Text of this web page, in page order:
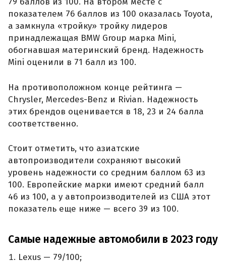
показателем 76 баллов из 100 оказалась Toyota,
а замкнула «тройку» тройку лидеров
принадлежащая BMW Group марка Mini,
обогнавшая материнский бренд. Надежность
Mini оценили в 71 балл из 100.
На противоположном конце рейтинга —
Chrysler, Mercedes-Benz и Rivian. Надежность
этих брендов оценивается в 18, 23 и 24 балла
соответственно.
Стоит отметить, что азиатские
автопроизводители сохраняют высокий
уровень надежности со средним баллом 63 из
100. Европейские марки имеют средний балл
46 из 100, а у автопроизводителей из США этот
показатель еще ниже — всего 39 из 100.
Самые надежные автомобили в 2023 году
Lexus — 79/100;